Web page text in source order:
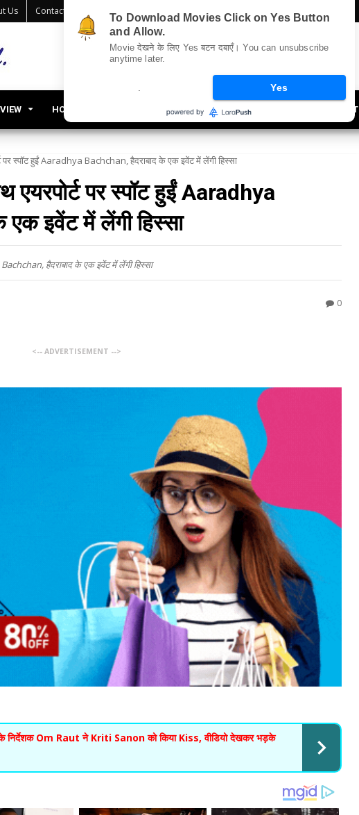
Us Contact Us Sitemap
HOLLYWOOD UPDATES LIFESTYLE OFFBEAT
स्पॉट हुईं Aaradhya Bachchan, हैदराबाद के एक इवेंट में लेंगी हिस्सा
पर स्पॉट हुईं Aaradhya
इवेंट में लेंगी हिस्सा
हैदराबाद के एक इवेंट में लेंगी हिस्सा
0
<-- ADVERTISEMENT -->
के निर्देशक Om Raut ने Kriti Sanon को किया Kiss, वीडियो देखकर भड़के
To Download Movies Click on Yes Button
and Allow.
Movie देखने के लिए Yes बटन दबाएँ। You can unsubscribe
anytime later.
Yes